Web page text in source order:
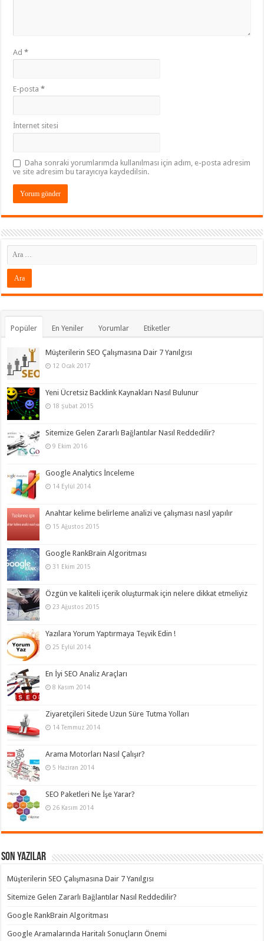
Ad*
E-posta*
İnternet sitesi
Daha sonraki yorumlarımda kullanılması için adım, e-posta adresim
ve site adresim bu tarayıcıya kaydedilsin.
Popüler En Yeniler Yorumlar Etiketler
Müşterilerin SEO Çalışmasına Dair 7 Yanılgısı
12 Ocak 2017
Yeni Ücretsiz Backlink Kaynakları Nasıl Bulunur
18 Şubat 2015
Sitemize Gelen Zararlı Bağlantılar Nasıl Reddedilir?
9 Ekim 2016
Google Analytics İnceleme
14 Eylül 2014
Anahtar kelime belirleme analizi ve çalışması nasıl yapılır
15 Ağustos 2015
Google RankBrain Algoritması
31 Ekim 2015
Özgün ve kaliteli içerik oluşturmak için nelere dikkat etmeliyiz
23 Ağustos 2015
Yazılara Yorum Yaptırmaya Teşvik Edin !
25 Eylül 2014
En İyi SEO Analiz Araçları
8 Kasım 2014
Ziyaretçileri Sitede Uzun Süre Tutma Yolları
14 Temmuz 2014
Arama Motorları Nasıl Çalışır?
5 Haziran 2014
SEO Paketleri Ne İşe Yarar?
26 Kasım 2014
Son Yazılar
Müşterilerin SEO Çalışmasına Dair 7 Yanılgısı
Sitemize Gelen Zararlı Bağlantılar Nasıl Reddedilir?
Google RankBrain Algoritması
Google Aramalarında Haritalı Sonuçların Önemi